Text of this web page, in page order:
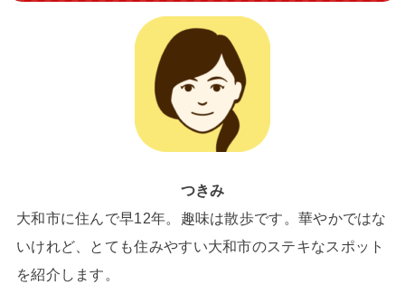
つきみ
大和市に住んで早12年。趣味は散歩です。華やかではな
いけれど、とても住みやすい大和市のステキなスポット
を紹介します。